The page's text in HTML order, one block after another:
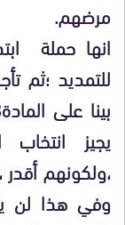
مرضهم.
يجيز
،ولكونهم أقدر
وفي هذا لن